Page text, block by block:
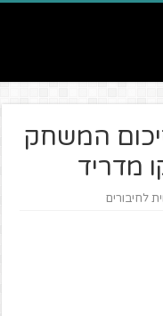
המשחק
מדריד
לחיבורים